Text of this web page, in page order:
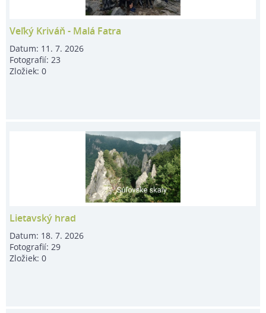
Veľký Kriváň - Malá Fatra
Datum: 11. 7. 2026
Fotografií:23
Zložiek:0
Lietavský hrad
Datum: 18. 7. 2026
Fotografií:29
Zložiek:0